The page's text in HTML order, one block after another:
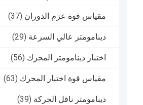
مقياس قوة عزم الدوران (37)
دينامومتر عالي السرعة (29)
اختبار دينامومتر المحرك (56)
مقياس قوة اختبار المحرك (63)
دينامومتر ناقل الحركة (39)